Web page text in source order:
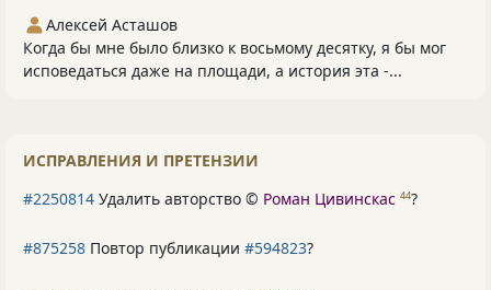
Алексей Асташов
Когда бы мне было близко к восьмому десятку, я бы мог
исповедаться даже на площади, а история эта -...
ИСПРАВЛЕНИЯ И ПРЕТЕНЗИИ
#2250814 Удалить авторство © Роман Цивинскас 44?
#875258 Повтор публикации #594823?